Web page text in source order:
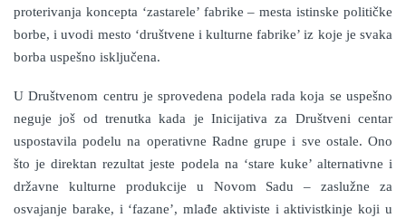
proterivanja koncepta ‘zastarele’ fabrike – mesta istinske političke
borbe, i uvodi mesto ‘društvene i kulturne fabrike’ iz koje je svaka
borba uspešno isključena.
U Društvenom centru je sprovedena podela rada koja se uspešno
neguje još od trenutka kada je Inicijativa za Društveni centar
uspostavila podelu na operativne Radne grupe i sve ostale. Ono
što je direktan rezultat jeste podela na ‘stare kuke’ alternativne i
državne kulturne produkcije u Novom Sadu – zaslužne za
osvajanje barake, i ‘fazane’, mlađe aktiviste i aktivistkinje koji u